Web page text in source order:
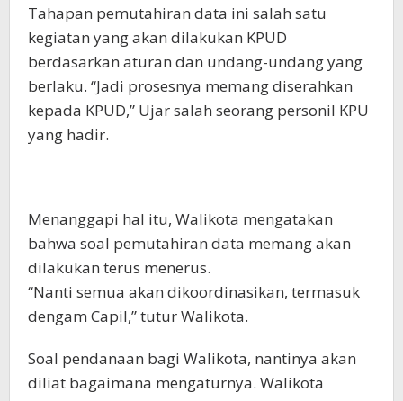
Tahapan pemutahiran data ini salah satu
kegiatan yang akan dilakukan KPUD
berdasarkan aturan dan undang-undang yang
berlaku. “Jadi prosesnya memang diserahkan
kepada KPUD,” Ujar salah seorang personil KPU
yang hadir.
Menanggapi hal itu, Walikota mengatakan
bahwa soal pemutahiran data memang akan
dilakukan terus menerus.
“Nanti semua akan dikoordinasikan, termasuk
dengam Capil,” tutur Walikota.
Soal pendanaan bagi Walikota, nantinya akan
diliat bagaimana mengaturnya. Walikota